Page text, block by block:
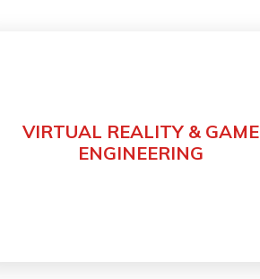
Découvrir
VIRTUAL REALITY & GAME
ENGINEERING